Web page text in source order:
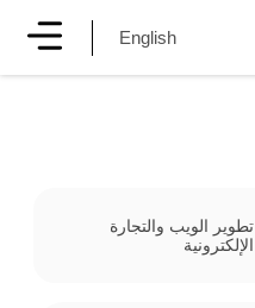
English
تطوير الويب والتجارة
الإلكترونية